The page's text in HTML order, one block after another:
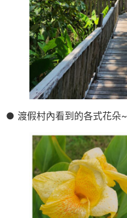
● 渡假村內看到的各式花朵~